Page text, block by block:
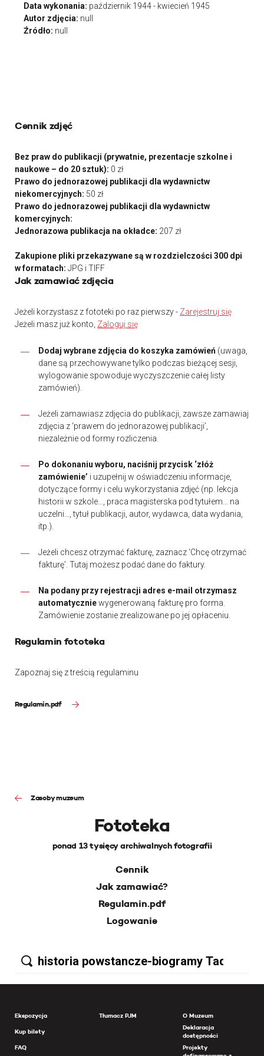
Data wykonania: październik 1944 - kwiecień 1945
Autor zdjęcia: null
Źródło: null
Cennik zdjęć
Bez praw do publikacji (prywatnie, prezentacje szkolne i
naukowe – do 20 sztuk): 0 zł
Prawo do jednorazowej publikacji dla wydawnictw
niekomercyjnych: 50 zł
Prawo do jednorazowej publikacji dla wydawnictw
komercyjnych:
Jednorazowa publikacja na okładce: 207 zł
Zakupione pliki przekazywane są w rozdzielczości 300 dpi
w formatach: JPG i TIFF
Jak zamawiać zdjęcia
Jeżeli korzystasz z fototeki po raz pierwszy - Zarejestruj się
Jeżeli masz już konto, Zaloguj się
Dodaj wybrane zdjęcia do koszyka zamówień (uwaga,
dane są przechowywane tylko podczas bieżącej sesji,
wylogowanie spowoduje wyczyszczenie całej listy
zamówień).
Jeżeli zamawiasz zdjęcia do publikacji, zawsze zamawiaj
zdjęcia z ‘prawem do jednorazowej publikacji’,
niezależnie od formy rozliczenia.
Po dokonaniu wyboru, naciśnij przycisk ‘złóż
zamówienie’ i uzupełnij w oświadczeniu informacje,
dotyczące formy i celu wykorzystania zdjęć (np. lekcja
historii w szkole…, praca magisterska pod tytułem… na
uczelni…, tytuł publikacji, autor, wydawca, data wydania,
itp.).
Jeżeli chcesz otrzymać fakturę, zaznacz ‘Chcę otrzymać
fakturę’. Tutaj możesz podać dane do faktury.
Na podany przy rejestracji adres e-mail otrzymasz
automatyczniewygenerowaną fakturę pro forma.
Zamówienie zostanie zrealizowane po jej opłaceniu.
Regulamin fototeka
Zapoznaj się z treścią regulaminu
Regulamin.pdf
Zasoby muzeum
Fototeka
ponad 13 tysięcy archiwalnych fotografii
Cennik
Jak zamawiać?
Regulamin.pdf
Logowanie
Ekspozycja
Kup bilety
FAQ
Tłumacz PJM
O Muzeum
Deklaracja
dostępności
Projekty